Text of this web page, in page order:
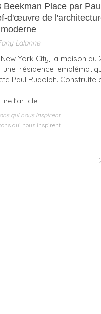
Beekman Place par
d'œuvre de
moderne
Lalanne
York City, la maison du
résidence
Paul Rudolph. Construite
Lire l'article
qui nous inspirent
qui nous inspirent